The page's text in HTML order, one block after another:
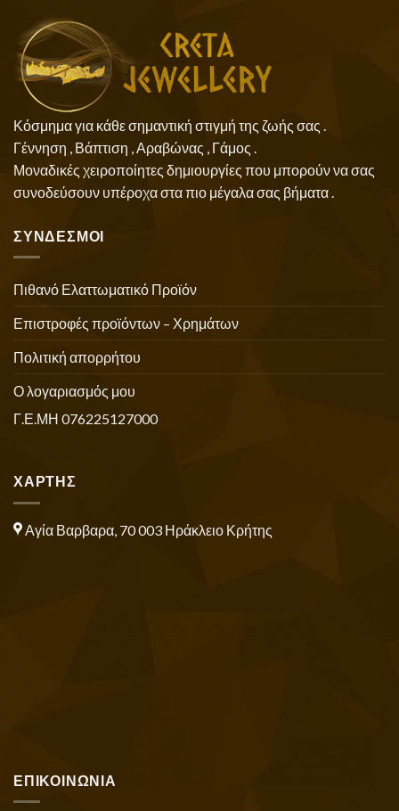
Κόσμημα για κάθε σημαντική στιγμή της ζωής σας .
Γέννηση , Βάπτιση , Αραβώνας , Γάμος .
Μοναδικές χειροποίητες δημιουργίες που μπορούν να σας
συνοδεύσουν υπέροχα στα πιο μέγαλα σας βήματα .
ΣΥΝΔΕΣΜΟΙ
Πιθανό Ελαττωματικό Προϊόν
Επιστροφές προϊόντων – Χρημάτων
Πολιτική απορρήτου
Ο λογαριασμός μου
Γ.Ε.ΜΗ 076225127000
ΧΑΡΤΗΣ
Αγία Βαρβαρα, 70 003 Ηράκλειο Κρήτης
ΕΠΙΚΟΙΝΩΝΙΑ